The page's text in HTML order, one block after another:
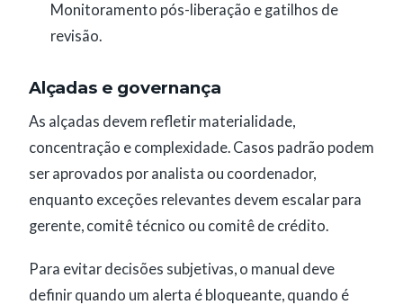
Monitoramento pós-liberação e gatilhos de
revisão.
Alçadas e governança
As alçadas devem refletir materialidade,
concentração e complexidade. Casos padrão podem
ser aprovados por analista ou coordenador,
enquanto exceções relevantes devem escalar para
gerente, comitê técnico ou comitê de crédito.
Para evitar decisões subjetivas, o manual deve
definir quando um alerta é bloqueante, quando é